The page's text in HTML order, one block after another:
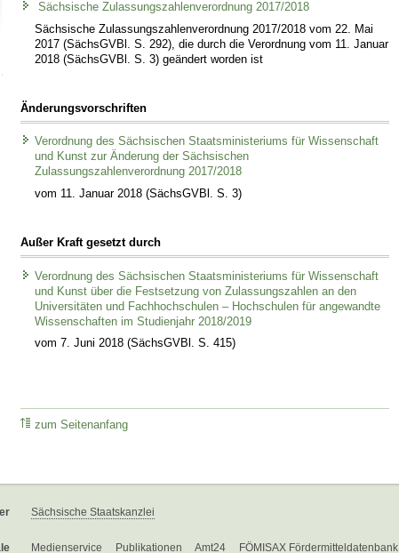
Sächsische Zulassungszahlenverordnung 2017/2018
Sächsische Zulassungszahlenverordnung 2017/2018 vom 22. Mai
2017 (SächsGVBl. S. 292), die durch die Verordnung vom 11. Januar
2018 (SächsGVBl. S. 3) geändert worden ist
Änderungsvorschriften
Verordnung des Sächsischen Staatsministeriums für Wissenschaft
und Kunst zur Änderung der Sächsischen
Zulassungszahlenverordnung 2017/2018
vom 11. Januar 2018 (SächsGVBl. S. 3)
Außer Kraft gesetzt durch
Verordnung des Sächsischen Staatsministeriums für Wissenschaft
und Kunst über die Festsetzung von Zulassungszahlen an den
Universitäten und Fachhochschulen – Hochschulen für angewandte
Wissenschaften im Studienjahr 2018/2019
vom 7. Juni 2018 (SächsGVBl. S. 415)
zum Seitenanfang
Sächsische Staatskanzlei
Medienservice Publikationen Amt24 FÖMISAX Fördermitteldatenbank